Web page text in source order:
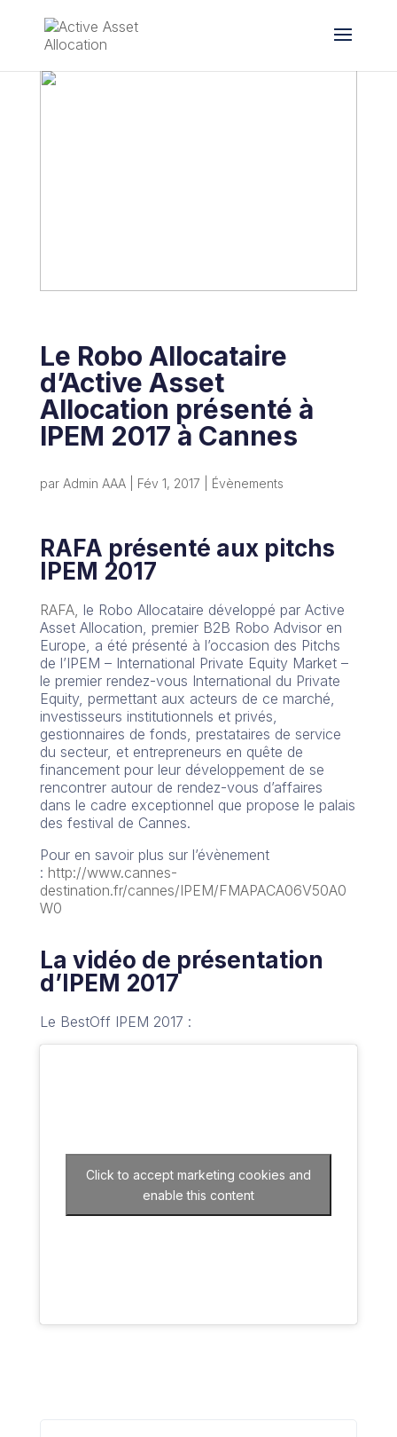
Le Robo Allocataire
d’Active Asset
Allocation présenté à
IPEM 2017 à Cannes
par Admin AAA| Fév 1, 2017 Évènements
RAFA présenté aux pitchs
IPEM 2017
RAFA, le Robo Allocataire développé par Active
Asset Allocation, premier B2B Robo Advisor en
Europe, a été présenté à l’occasion des Pitchs
de l’IPEM – International Private Equity Market –
le premier rendez-vous International du Private
Equity, permettant aux acteurs de ce marché,
investisseurs institutionnels et privés,
gestionnaires de fonds, prestataires de service
du secteur, et entrepreneurs en quête de
financement pour leur développement de se
rencontrer autour de rendez-vous d’affaires
dans le cadre exceptionnel que propose le palais
des festival de Cannes.
Pour en savoir plus sur l’évènement
: http://www.cannes-
destination.fr/cannes/IPEM/FMAPACA06V50A0
W0
La vidéo de présentation
d’IPEM 2017
Le BestOff IPEM 2017 :
Click to accept marketing cookies and
enable this content